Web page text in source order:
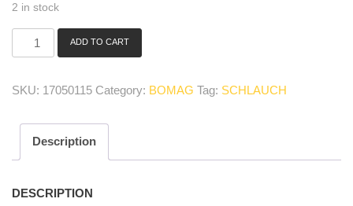
2 in stock
17050115
quantity
ADD TO CART
SKU: 17050115 Category: BOMAG Tag: SCHLAUCH
Description
DESCRIPTION